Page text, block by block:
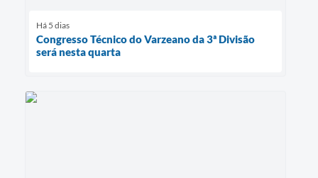
Há 5 dias
Congresso Técnico do Varzeano da 3ª Divisão
será nesta quarta